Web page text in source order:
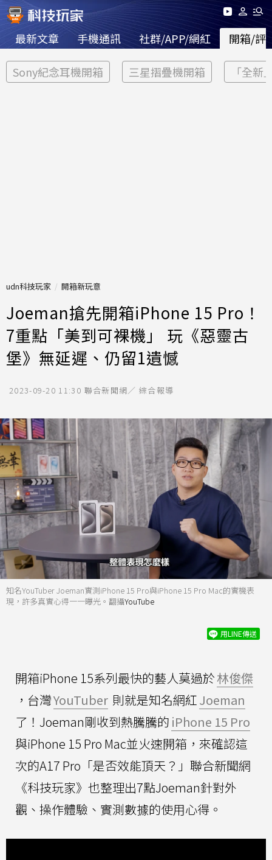
最新文章 手機通訊 社群/APP/網紅 開箱/評
Sony紀念耳機開箱 三星摺疊機開箱 「全新
udn科技玩家 開箱新玩意
Joeman搶先開箱iPhone 15 Pro！
7重點「美到可裸機」 玩《惡靈古
堡》無延遲、仍留1遺憾
2023-09-20 11:30 聯合新聞網／ 綜合報導
知名YouTuber Joeman實測iPhone 15 Pro與iPhone 15 Pro Mac的實機表
現，許多真實心得一一曝光。翻攝YouTube
用LINE傳送
開箱iPhone 15系列最快的藝人莫過於林俊傑
，台灣YouTuber 則就是知名網紅Joeman
了！Joeman剛收到熱騰騰的 iPhone 15 Pro
與iPhone 15 Pro Mac並火速開箱，來確認這
次的A17 Pro「是否效能頂天？」聯合新聞網
《科技玩家》也整理出7點Joeman針對外
觀、操作體驗、實測數據的使用心得。